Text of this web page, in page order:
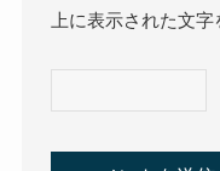
上に表示された文